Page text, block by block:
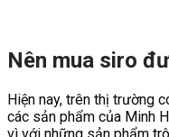
Nên mua siro
Hiện nay, trên thị trường
các sản phẩm của Minh